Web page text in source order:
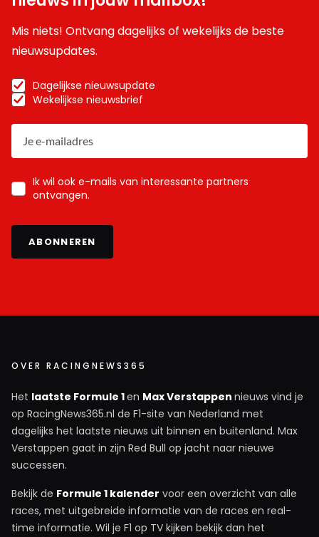
Mis niets! Ontvang dagelijks of wekelijks de beste
nieuwsupdates.
Dagelijkse nieuwsupdate
Wekelijkse nieuwsbrief
Ik wil ook e-mails van interessante partners
ontvangen.
ABONNEREN
OVER RACINGNEWS365
Het laatste Formule 1en Max Verstappen nieuws vind je
op RacingNews365.nl de F1-site van Nederland met
dagelijks het laatste nieuws uit binnen en buitenland. Max
Verstappen gaat in zijn Red Bull op jacht naar nieuwe
successen.
Bekijk de Formule 1 kalender voor een overzicht van alle
races, met uitgebreide informatie van de races en real-
time informatie. Wil je F1 op TV kijken bekijk dan het